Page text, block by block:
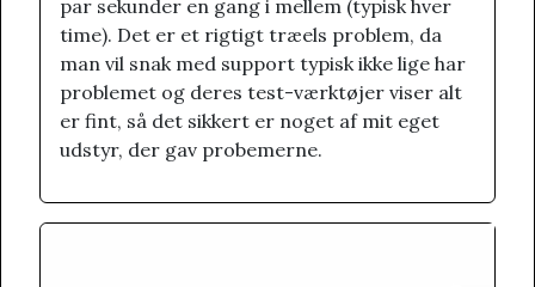
par sekunder en gang i mellem (typisk hver
time). Det er et rigtigt træels problem, da
man vil snak med support typisk ikke lige har
problemet og deres test-værktøjer viser alt
er fint, så det sikkert er noget af mit eget
udstyr, der gav probemerne.